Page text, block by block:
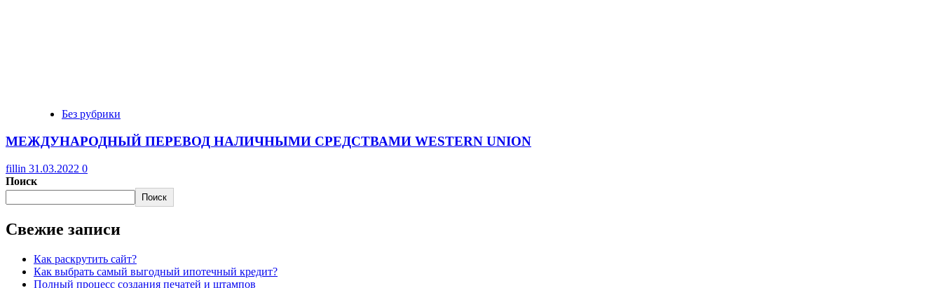
Без рубрики
МЕЖДУНАРОДНЫЙ ПЕРЕВОД НАЛИЧНЫМИ СРЕДСТВАМИ WESTERN UNION
fillin 31.03.2022 0
Поиск
Поиск
Свежие записи
Как раскрутить сайт?
Как выбрать самый выгодный ипотечный кредит?
Полный процесс создания печатей и штампов